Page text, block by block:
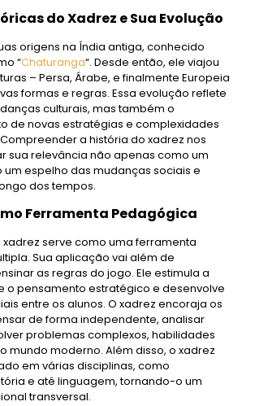
do Xadrez e Sua Evolução
origens na Índia antiga, conhecido
“Chaturanga“. Desde então, ele viajou
– Persa, Árabe, e finalmente Europeia
formas e regras. Essa evolução reflete
culturais, mas também o
de novas estratégias e complexidades
a história do xadrez nos
sua relevância não apenas como um
espelho das mudanças sociais e
dos tempos.
Ferramenta Pedagógica
serve como uma ferramenta
Sua aplicação vai além de
as regras do jogo. Ele estimula a
o pensamento estratégico e desenvolve
entre os alunos. O xadrez encoraja os
de forma independente, analisar
problemas complexos, habilidades
mundo moderno. Além disso, o xadrez
em várias disciplinas, como
e até linguagem, tornando-o um
transversal.